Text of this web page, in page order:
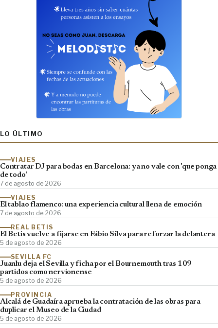
LO ÚLTIMO
VIAJES
Contratar DJ para bodas en Barcelona: ya no vale con 'que ponga
de todo'
7 de agosto de 2026
VIAJES
El tablao flamenco: una experiencia cultural llena de emoción
7 de agosto de 2026
REAL BETIS
El Betis vuelve a fijarse en Fábio Silva para reforzar la delantera
5 de agosto de 2026
SEVILLA FC
Juanlu deja el Sevilla y ficha por el Bournemouth tras 109
partidos como nervionense
5 de agosto de 2026
PROVINCIA
Alcalá de Guadaíra aprueba la contratación de las obras para
duplicar el Museo de la Ciudad
5 de agosto de 2026